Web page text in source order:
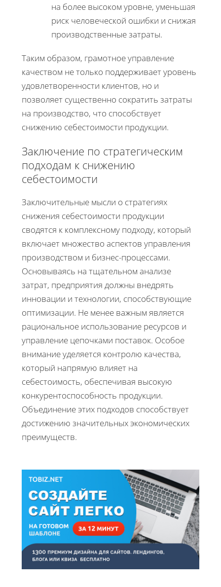
на более высоком уровне, уменьшая
риск человеческой ошибки и снижая
производственные затраты.
Таким образом, грамотное управление
качеством не только поддерживает уровень
удовлетворенности клиентов, но и
позволяет существенно сократить затраты
на производство, что способствует
снижению себестоимости продукции.
Заключение по стратегическим
подходам к снижению
себестоимости
Заключительные мысли о стратегиях
снижения себестоимости продукции
сводятся к комплексному подходу, который
включает множество аспектов управления
производством и бизнес-процессами.
Основываясь на тщательном анализе
затрат, предприятия должны внедрять
инновации и технологии, способствующие
оптимизации. Не менее важным является
рациональное использование ресурсов и
управление цепочками поставок. Особое
внимание уделяется контролю качества,
который напрямую влияет на
себестоимость, обеспечивая высокую
конкурентоспособность продукции.
Объединение этих подходов способствует
достижению значительных экономических
преимуществ.